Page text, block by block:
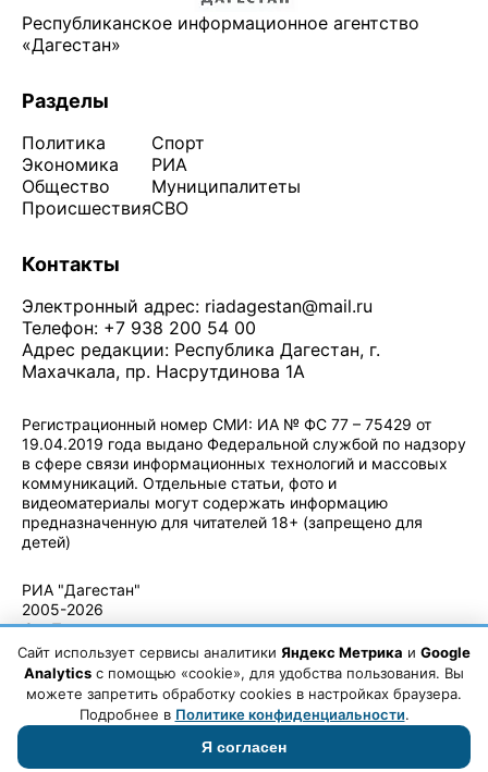
Республиканское информационное агентство
«Дагестан»
Разделы
Политика
Экономика
Общество
Происшествия
Спорт
РИА
Муниципалитеты
СВО
Контакты
Электронный адрес: riadagestan@mail.ru
Телефон: +7 938 200 54 00
Адрес редакции: Республика Дагестан, г.
Махачкала, пр. Насрутдинова 1А
Регистрационный номер СМИ: ИА № ФС 77 – 75429 от
19.04.2019 года выдано Федеральной службой по надзору
в сфере связи информационных технологий и массовых
коммуникаций. Отдельные статьи, фото и
видеоматериалы могут содержать информацию
предназначенную для читателей 18+ (запрещено для
детей)
РИА "Дагестан"
2005-2026
© - Правила
использования
материалов.
Авторские
Сайт использует сервисы аналитики Яндекс Метрика и Google
Analytics с помощью «cookie», для удобства пользования. Вы
можете запретить обработку cookies в настройках браузера.
Подробнее в Политике конфиденциальности.
Я согласен